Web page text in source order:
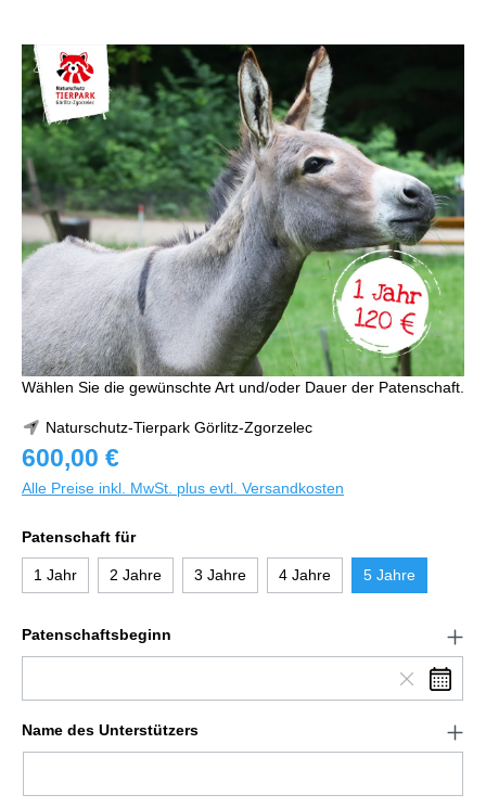
Wählen Sie die gewünschte Art und/oder Dauer der Patenschaft.
Naturschutz-Tierpark Görlitz-Zgorzelec
600,00 €
Alle Preise inkl. MwSt. plus evtl. Versandkosten
Patenschaft für
1 Jahr 2 Jahre 3 Jahre 4 Jahre 5 Jahre
Patenschaftsbeginn
Name des Unterstützers